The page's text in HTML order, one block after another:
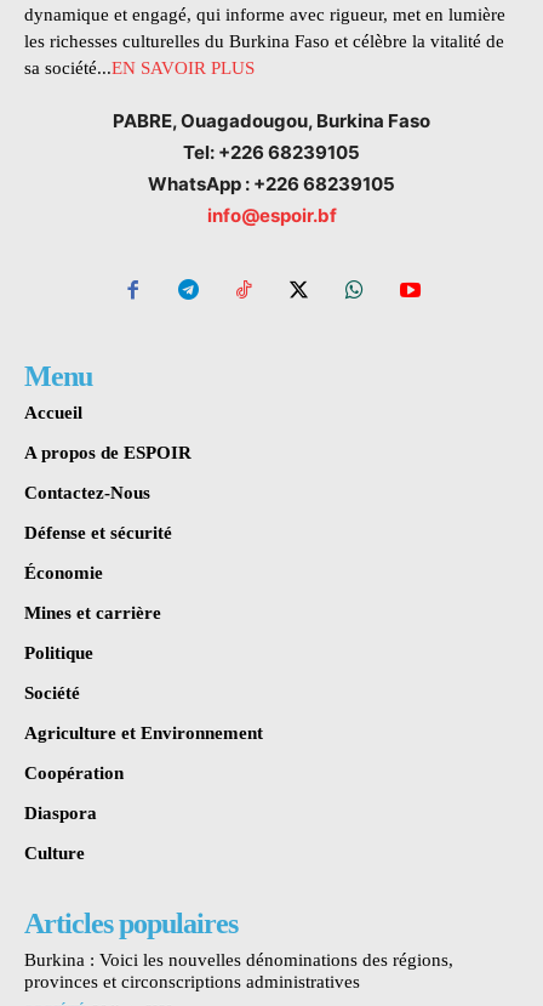
dynamique et engagé, qui informe avec rigueur, met en lumière
les richesses culturelles du Burkina Faso et célèbre la vitalité de
sa société...EN SAVOIR PLUS
PABRE, Ouagadougou, Burkina Faso
Tel: +226 68239105
WhatsApp : +226 68239105
info@espoir.bf
Menu
Accueil
A propos de ESPOIR
Contactez-Nous
Défense et sécurité
Économie
Mines et carrière
Politique
Société
Agriculture et Environnement
Coopération
Diaspora
Culture
Articles populaires
Burkina : Voici les nouvelles dénominations des régions,
provinces et circonscriptions administratives